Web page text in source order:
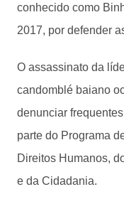
conhecido como
2017, por defender
O assassinato da
candomblé baiano
denunciar
parte do Programa
Direitos Humanos,
e da Cidadania.